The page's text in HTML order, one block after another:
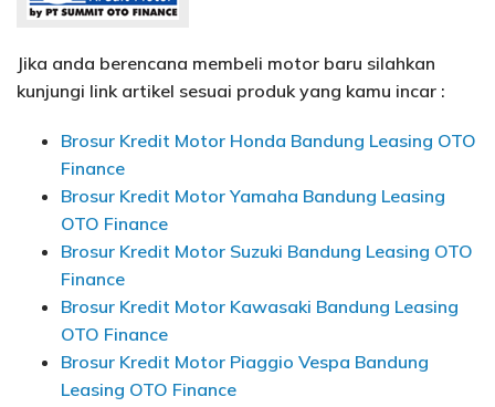
Jika anda berencana membeli motor baru silahkan
kunjungi link artikel sesuai produk yang kamu incar :
Brosur Kredit Motor Honda Bandung Leasing OTO
Finance
Brosur Kredit Motor Yamaha Bandung Leasing
OTO Finance
Brosur Kredit Motor Suzuki Bandung Leasing OTO
Finance
Brosur Kredit Motor Kawasaki Bandung Leasing
OTO Finance
Brosur Kredit Motor Piaggio Vespa Bandung
Leasing OTO Finance